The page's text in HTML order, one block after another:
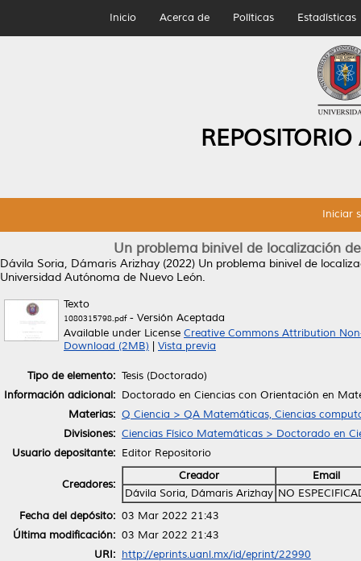
Inicio Acerca de Políticas Estadísticas
Iniciar
Un problema binivel de localización
Dávila Soria, Dámaris Arizhay (2022) Un problema binivel de
Universidad Autónoma de Nuevo León.
Texto
1080315798.pdf- Versión Aceptada
Available under License Creative Commons Attribution
Download (2MB)
Vista previa
Tipo de elemento: Tesis (Doctorado)
Información adicional: Doctorado en Ciencias con Orientación en
Materias: Q Ciencia > QA Matemáticas, Ciencias
Divisiones: Ciencias Físico Matemáticas > Doctorado en
Usuario depositante: Editor Repositorio
Creadores:
Creador
Email
Dávila Soria, Dámaris Arizhay NO
Fecha del depósito: 03 Mar 2022 21:43
Última modificación: 03 Mar 2022 21:43
URI: http://eprints.uanl.mx/id/eprint/22990